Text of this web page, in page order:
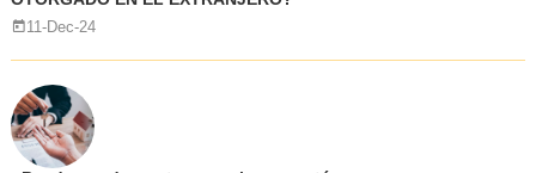
11-Dec-24